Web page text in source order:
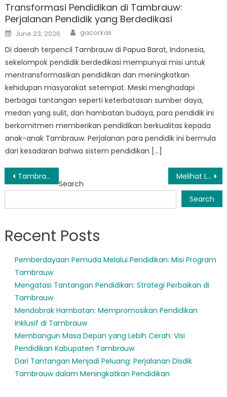
Transformasi Pendidikan di Tambrauw:
Perjalanan Pendidik yang Berdedikasi
Posted
on
June 23, 2026 Author
gacorkali
Di daerah terpencil Tambrauw di Papua Barat, Indonesia,
sekelompok pendidik berdedikasi mempunyai misi untuk
mentransformasikan pendidikan dan meningkatkan
kehidupan masyarakat setempat. Meski menghadapi
berbagai tantangan seperti keterbatasan sumber daya,
medan yang sulit, dan hambatan budaya, para pendidik ini
berkomitmen memberikan pendidikan berkualitas kepada
anak-anak Tambrauw. Perjalanan para pendidik ini bermula
dari kesadaran bahwa sistem pendidikan […]
Post
navigation
Tambrauw Menerapkan Kebijakan Pendidikan Baru untuk Menjembatani Kesenjangan di Pedesaan Melihat Lebih Dekat Pelayanan Publik Inovatif Disdik Tambrauw
Search
Search
Recent Posts
Pemberdayaan Pemuda Melalui Pendidikan: Misi Program
Tambrauw
Mengatasi Tantangan Pendidikan: Strategi Perbaikan di
Tambrauw
Mendobrak Hambatan: Mempromosikan Pendidikan
Inklusif di Tambrauw
Membangun Masa Depan yang Lebih Cerah: Visi
Pendidikan Kabupaten Tambrauw
Dari Tantangan Menjadi Peluang: Perjalanan Disdik
Tambrauw dalam Meningkatkan Pendidikan